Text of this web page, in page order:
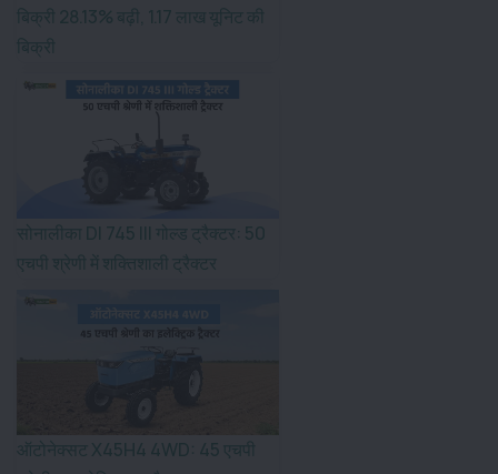
बिक्री 28.13% बढ़ी, 1.17 लाख यूनिट की
बिक्री
सोनालीका DI 745 III गोल्ड ट्रैक्टर: 50
एचपी श्रेणी में शक्तिशाली ट्रैक्टर
ऑटोनेक्सट X45H4 4WD: 45 एचपी